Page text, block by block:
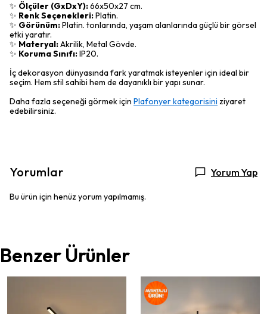
✨ Ölçüler (GxDxY):66x50x27 cm.
✨ Renk Seçenekleri:Platin.
✨ Görünüm:Platin. tonlarında, yaşam alanlarında güçlü bir görsel
etki yaratır.
✨ Materyal:Akrilik, Metal Gövde.
✨ Koruma Sınıfı:IP20.
İç dekorasyon dünyasında fark yaratmak isteyenler için ideal bir
seçim. Hem stil sahibi hem de dayanıklı bir yapı sunar.
Daha fazla seçeneği görmek için Plafonyer kategorisini ziyaret
edebilirsiniz.
Yorumlar Yorum Yap
Bu ürün için henüz yorum yapılmamış.
Benzer Ürünler